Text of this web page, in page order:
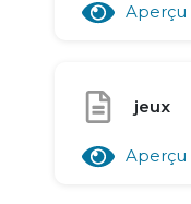
Aperçu
jeux
Aperçu